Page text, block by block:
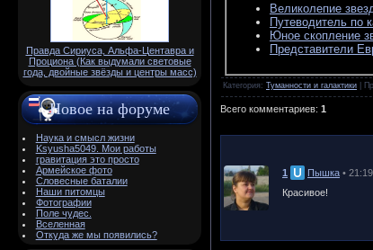
Правда Сириуса, Альфа-Центавра и
Проциона (Как выдумали световые
года, двойные звёзды и центры масс)
Новое на форуме
Наука и смысл жизни
Ksyusha5049. Мои работы
гравитация это просто
Армейское фото
Словесные баталии
Наши питомцы
Фотографии
Поле чудес.
Вселенная
Откуда же мы появились?
Великолепие
Путеводитель по
Юное скопление
Представители
Категория: Туманности и галактики
Всего комментариев: 1
1 Пышка •
Красивое!